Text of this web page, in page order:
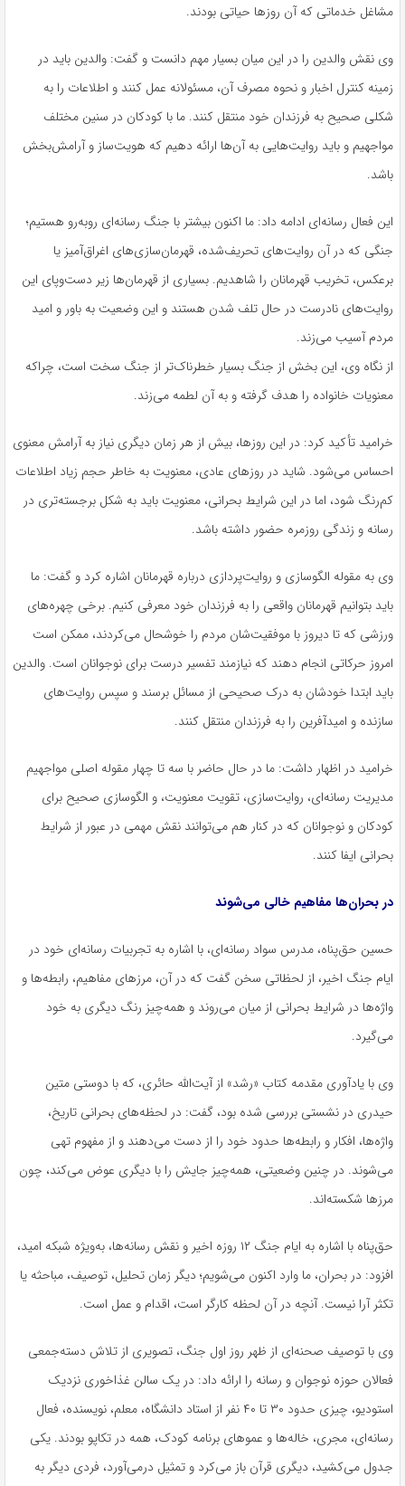
مشاغل خدماتی که آن روزها حیاتی بودند.
وی نقش والدین را در این میان بسیار مهم دانست و گفت: والدین باید در
زمینه کنترل اخبار و نحوه مصرف آن، مسئولانه عمل کنند و اطلاعات را به
شکلی صحیح به فرزندان خود منتقل کنند. ما با کودکان در سنین مختلف
مواجهیم و باید روایت‌هایی به آن‌ها ارائه دهیم که هویت‌ساز و آرامش‌بخش
باشد.
این فعال رسانه‌ای ادامه داد: ما اکنون بیشتر با جنگ رسانه‌ای روبه‌رو هستیم؛
جنگی که در آن روایت‌های تحریف‌شده، قهرمان‌سازی‌های اغراق‌آمیز یا
برعکس، تخریب قهرمانان را شاهدیم. بسیاری از قهرمان‌ها زیر دست‌وپای این
روایت‌های نادرست در حال تلف شدن هستند و این وضعیت به باور و امید
مردم آسیب می‌زند.
از نگاه وی، این بخش از جنگ بسیار خطرناک‌تر از جنگ سخت است، چراکه
معنویات خانواده را هدف گرفته و به آن لطمه می‌زند.
خرامید تأکید کرد: در این روزها، بیش از هر زمان دیگری نیاز به آرامش معنوی
احساس می‌شود. شاید در روزهای عادی، معنویت به خاطر حجم زیاد اطلاعات
کم‌رنگ شود، اما در این شرایط بحرانی، معنویت باید به شکل برجسته‌تری در
رسانه و زندگی روزمره حضور داشته باشد.
وی به مقوله الگوسازی و روایت‌پردازی درباره قهرمانان اشاره کرد و گفت: ما
باید بتوانیم قهرمانان واقعی را به فرزندان خود معرفی کنیم. برخی چهره‌های
ورزشی که تا دیروز با موفقیت‌شان مردم را خوشحال می‌کردند، ممکن است
امروز حرکاتی انجام دهند که نیازمند تفسیر درست برای نوجوانان است. والدین
باید ابتدا خودشان به درک صحیحی از مسائل برسند و سپس روایت‌های
سازنده و امیدآفرین را به فرزندان منتقل کنند.
خرامید در اظهار داشت: ما در حال حاضر با سه تا چهار مقوله اصلی مواجهیم
مدیریت رسانه‌ای، روایت‌سازی، تقویت معنویت، و الگوسازی صحیح برای
کودکان و نوجوانان که در کنار هم می‌توانند نقش مهمی در عبور از شرایط
بحرانی ایفا کنند.
در بحران‌ها مفاهیم خالی می‌شوند
حسین حق‌پناه، مدرس سواد رسانه‌ای، با اشاره به تجربیات رسانه‌ای خود در
ایام جنگ اخیر، از لحظاتی سخن گفت که در آن، مرزهای مفاهیم، رابطه‌ها و
واژه‌ها در شرایط بحرانی از میان می‌روند و همه‌چیز رنگ دیگری به خود
می‌گیرد.
وی با یادآوری مقدمه کتاب «رشد» از آیت‌الله حائری، که با دوستی متین
حیدری در نشستی بررسی شده بود، گفت: در لحظه‌های بحرانی تاریخ،
واژه‌ها، افکار و رابطه‌ها حدود خود را از دست می‌دهند و از مفهوم تهی
می‌شوند. در چنین وضعیتی، همه‌چیز جایش را با دیگری عوض می‌کند، چون
مرزها شکسته‌اند.
حق‌پناه با اشاره به ایام جنگ ۱۲ روزه اخیر و نقش رسانه‌ها، به‌ویژه شبکه امید،
افزود: در بحران، ما وارد اکنون می‌شویم؛ دیگر زمان تحلیل، توصیف، مباحثه یا
تکثر آرا نیست. آنچه در آن لحظه کارگر است، اقدام و عمل است.
وی با توصیف صحنه‌ای از ظهر روز اول جنگ، تصویری از تلاش دسته‌جمعی
فعالان حوزه نوجوان و رسانه را ارائه داد: در یک سالن غذاخوری نزدیک
استودیو، چیزی حدود ۳۰ تا ۴۰ نفر از استاد دانشگاه، معلم، نویسنده، فعال
رسانه‌ای، مجری، خاله‌ها و عموهای برنامه کودک، همه در تکاپو بودند. یکی
جدول می‌کشید، دیگری قرآن باز می‌کرد و تمثیل درمی‌آورد، فردی دیگر به